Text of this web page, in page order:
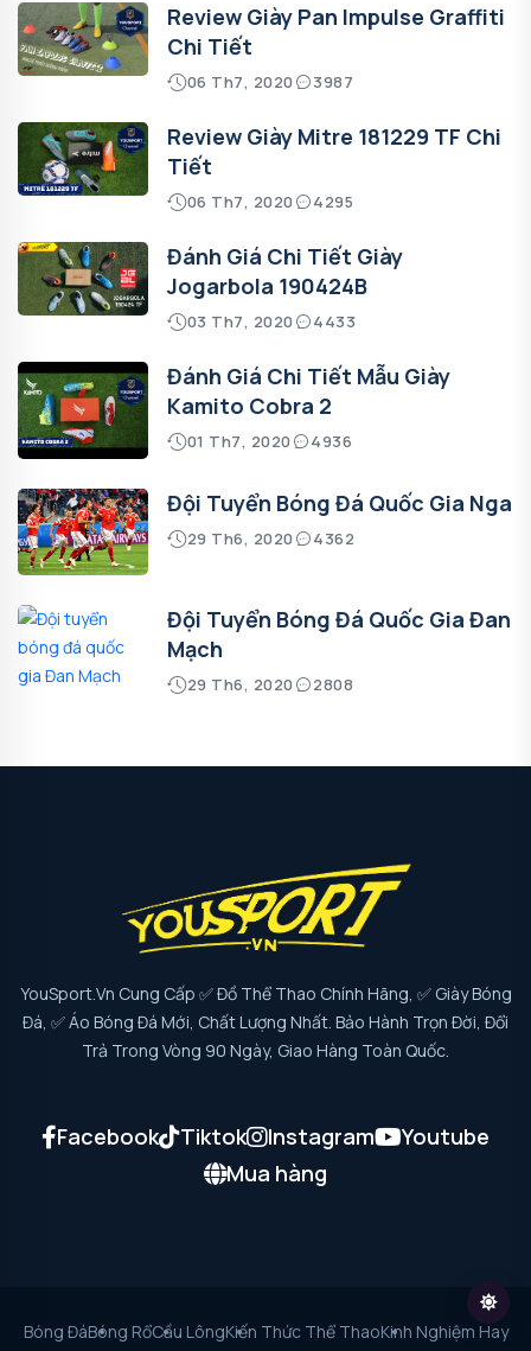
Review Giày Pan Impulse Graffiti
Chi Tiết
06 Th7, 2020 3987
Review Giày Mitre 181229 TF Chi
Tiết
06 Th7, 2020 4295
Đánh Giá Chi Tiết Giày
Jogarbola 190424B
03 Th7, 2020 4433
Đánh Giá Chi Tiết Mẫu Giày
Kamito Cobra 2
01 Th7, 2020 4936
Đội Tuyển Bóng Đá Quốc Gia Nga
29 Th6, 2020 4362
Đội Tuyển Bóng Đá Quốc Gia Đan
Mạch
29 Th6, 2020 2808
YouSport.vn Cung Cấp ✅ Đồ Thể Thao Chính Hãng, ✅ Giày Bóng
Đá, ✅ Áo Bóng Đá Mới, Chất Lượng Nhất. Bảo Hành Trọn Đời, Đổi
Trả Trong Vòng 90 Ngày, Giao Hàng Toàn Quốc.
Facebook Tiktok Instagram
Youtube
Mua hàng
Bóng ĐáBóng RổCầu LôngKiến Thức Thể ThaoKinh Nghiệm Hay